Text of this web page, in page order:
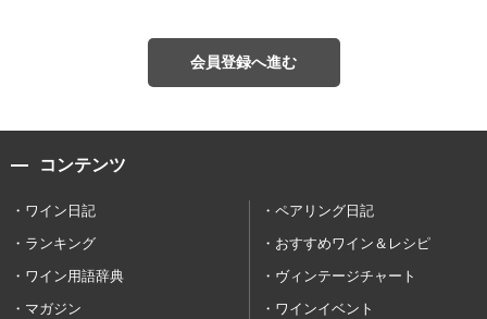
会員登録へ進む
コンテンツ
ワイン日記
ペアリング日記
ランキング
おすすめワイン＆レシピ
ワイン用語辞典
ヴィンテージチャート
マガジン
ワインイベント